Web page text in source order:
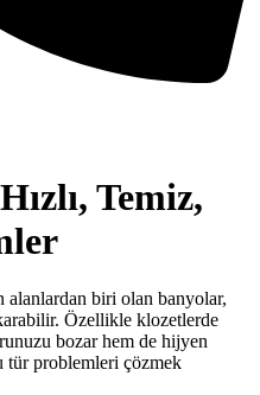
Temiz,
alanlardan biri olan banyolar,
Özellikle klozetlerde
bozar hem de hijyen
tür problemleri çözmek